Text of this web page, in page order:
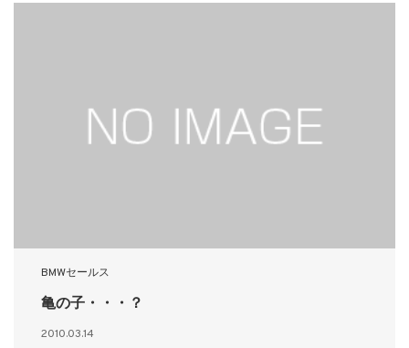
BMWセールス
亀の子・・・？
2010.03.14